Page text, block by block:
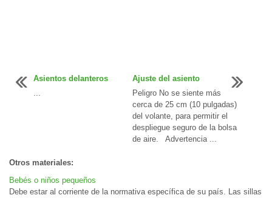
Asientos delanteros
...
Ajuste del asiento
Peligro No se siente más
cerca de 25 cm (10 pulgadas)
del volante, para permitir el
despliegue seguro de la bolsa
de aire. Advertencia ...
Otros materiales:
Bebés o niños pequeños
Debe estar al corriente de la normativa específica de su país. Las sillas